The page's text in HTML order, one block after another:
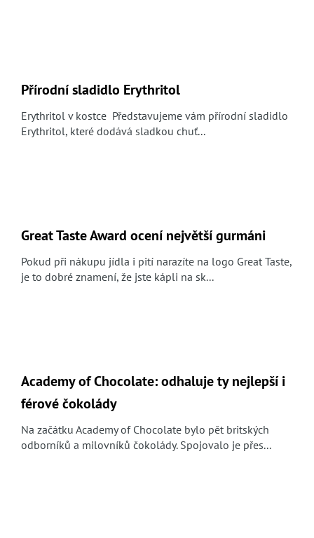
Přírodní sladidlo Erythritol
Erythritol v kostce Představujeme vám přírodní sladidlo
Erythritol, které dodává sladkou chuť...
Great Taste Award ocení největší gurmáni
Pokud při nákupu jídla i pití narazíte na logo Great Taste,
je to dobré znamení, že jste kápli na sk...
Academy of Chocolate: odhaluje ty nejlepší i
férové čokolády
Na začátku Academy of Chocolate bylo pět britských
odborníků a milovníků čokolády. Spojovalo je přes...